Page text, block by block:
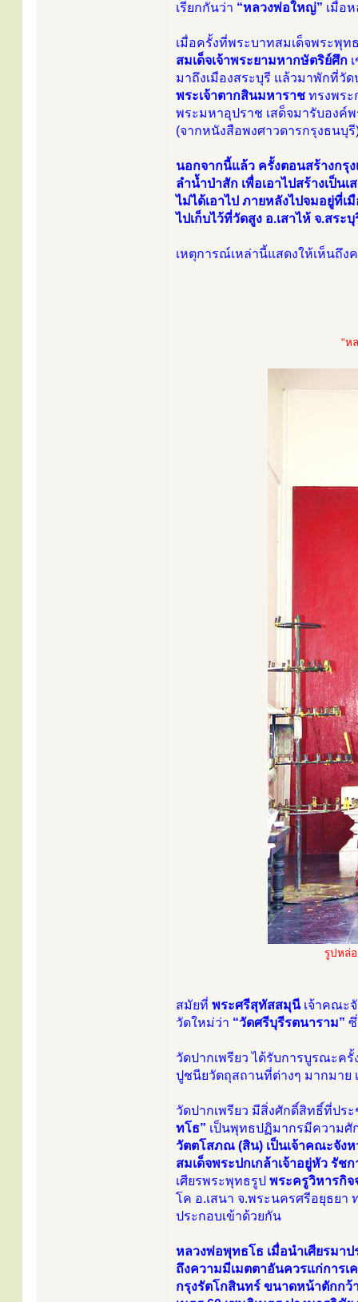
เรียกกันว่า “หลวงพ่อใหญ่” เมื่อ
เมื่อครั้งที่พระบาทสมเด็จพระพุ
สมเด็จเจ้าพระยามหากษัตริย์ศึก
มาถึงเมืองสระบุรี แล้วมาพักที่วั
พระเจ้าตากสินมหาราช ทรงพระ
พระมหาอุปราช เสด็จมารับองค์
(จากหนังสือพงศาวดารกรุงธนบุรี
นอกจากนี้แล้ว ครั้งตอนสร้างกรุ
ลำน้ำป่าสัก เพื่อเอาไปสร้างเป็น
ไม่ได้เอาไป ภายหลังไปจมอยู่ที่
ไปเก็บไว้ที่วัดสูง อ.เสาไห้ จ.สระ
เหตุการณ์เหล่านี้แสดงให้เห็นถึ
“ห
รูปหล่
สมัยที่ พระศรีสุทัสสมุนีเจ้าคณะจั
วัดใหม่ว่า “วัดศรีบุรีรตนาราม”
วัดปากเพรียว ได้รับการบูรณะค
ปูชนียวัตถุสถานที่ต่างๆ มากมาย
วัดปากเพรียว มีสิ่งศักดิ์สิทธิ์ที่ป
ทโธ” เป็นพุทธปฏิมากรมีความ
วัตตโสภณ (สิน) เป็นเจ้าคณะจังห
สมเด็จพระปกเกล้าเจ้าอยู่หัว รัช
เศียรพระพุทธรูป พระครูวิหารกิ
โค อ.เสนา จ.พระนครศรีอยุธยา
ประกอบเข้าด้วยกัน
หลวงพ่อพุทธโธ เมื่อนำเศียรมา
ถึงความมีเมตตาอันควรแก่การ
กรุงรัตโกสินทร์ ขนาดหน้าตักกว้